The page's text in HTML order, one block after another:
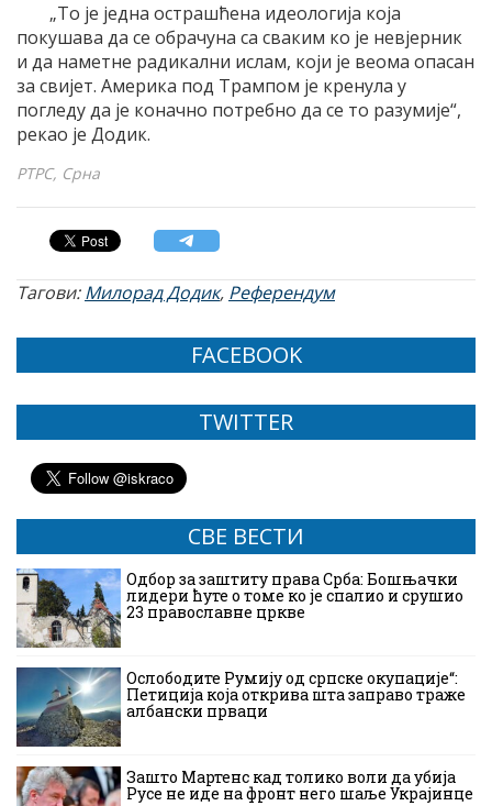
„То је једна острашћена идеологија која
покушава да се обрачуна са сваким ко је невјерник
и да наметне радикални ислам, који је веома опасан
за свијет. Америка под Трампом је кренула у
погледу да је коначно потребно да се то разумије“,
рекао је Додик.
РТРС, Срна
Тагови:Милорад Додик, Референдум
FACEBOOK
TWITTER
СВЕ ВЕСТИ
Одбор за заштиту права Срба: Бошњачки
лидери ћуте о томе ко је спалио и срушио
23 православне цркве
Ослободите Румију од српске окупације“:
Петиција која открива шта заправо траже
албански прваци
Зашто Мартенс кад толико воли да убија
Русе не иде на фронт него шаље Украјинце